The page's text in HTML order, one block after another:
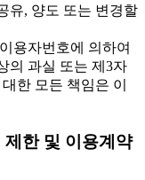
유, 양도 또는 변경할
용자번호에 의하여
의 과실 또는 제3자
한 모든 책임은 이
제한 및 이용계약